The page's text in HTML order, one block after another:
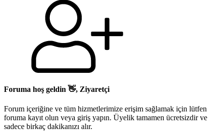
Foruma hoş geldin 👋, Ziyaretçi
Forum içeriğine ve tüm hizmetlerimize erişim sağlamak için lütfen
foruma kayıt olun veya giriş yapın. Üyelik tamamen ücretsizdir ve
sadece birkaç dakikanızı alır.